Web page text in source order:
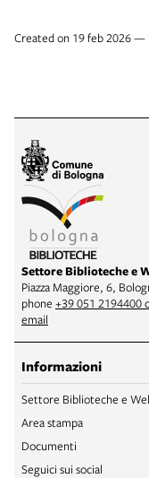
Created on 19 feb 2026 —
Settore Biblioteche e
Piazza Maggiore, 6,
phone +39 051 2194400
email
Informazioni
Settore Biblioteche e
Area stampa
Documenti
Seguici sui social